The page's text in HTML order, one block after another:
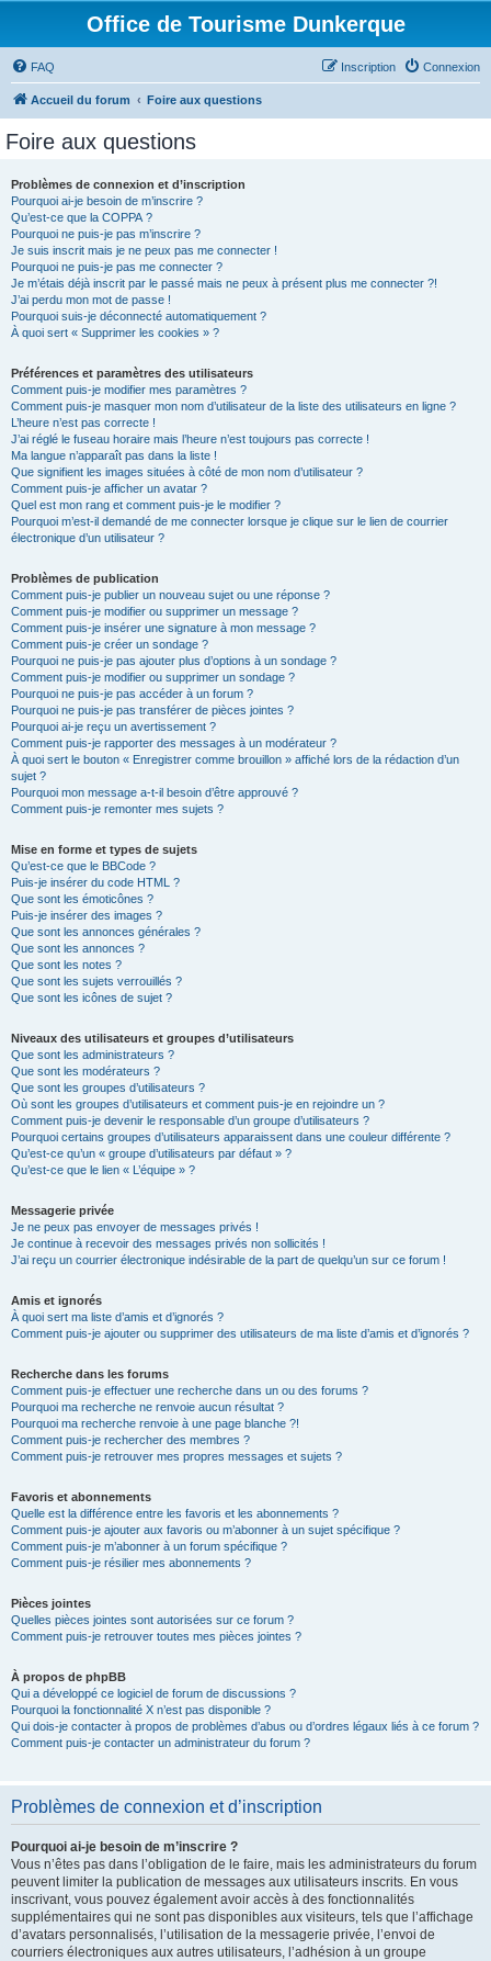
Office de Tourisme Dunkerque
FAQ Connexion
Inscription
Accueil du forum Foire aux questions
Foire aux questions
Problèmes de connexion et d’inscription
Pourquoi ai-je besoin de m’inscrire ?
Qu’est-ce que la COPPA ?
Pourquoi ne puis-je pas m’inscrire ?
Je suis inscrit mais je ne peux pas me connecter !
Pourquoi ne puis-je pas me connecter ?
Je m’étais déjà inscrit par le passé mais ne peux à présent plus me connecter ?!
J’ai perdu mon mot de passe !
Pourquoi suis-je déconnecté automatiquement ?
À quoi sert « Supprimer les cookies » ?
Préférences et paramètres des utilisateurs
Comment puis-je modifier mes paramètres ?
Comment puis-je masquer mon nom d’utilisateur de la liste des utilisateurs en ligne ?
L’heure n’est pas correcte !
J’ai réglé le fuseau horaire mais l’heure n’est toujours pas correcte !
Ma langue n’apparaît pas dans la liste !
Que signifient les images situées à côté de mon nom d’utilisateur ?
Comment puis-je afficher un avatar ?
Quel est mon rang et comment puis-je le modifier ?
Pourquoi m’est-il demandé de me connecter lorsque je clique sur le lien de courrier
électronique d’un utilisateur ?
Problèmes de publication
Comment puis-je publier un nouveau sujet ou une réponse ?
Comment puis-je modifier ou supprimer un message ?
Comment puis-je insérer une signature à mon message ?
Comment puis-je créer un sondage ?
Pourquoi ne puis-je pas ajouter plus d’options à un sondage ?
Comment puis-je modifier ou supprimer un sondage ?
Pourquoi ne puis-je pas accéder à un forum ?
Pourquoi ne puis-je pas transférer de pièces jointes ?
Pourquoi ai-je reçu un avertissement ?
Comment puis-je rapporter des messages à un modérateur ?
À quoi sert le bouton « Enregistrer comme brouillon » affiché lors de la rédaction d’un
sujet ?
Pourquoi mon message a-t-il besoin d’être approuvé ?
Comment puis-je remonter mes sujets ?
Mise en forme et types de sujets
Qu’est-ce que le BBCode ?
Puis-je insérer du code HTML ?
Que sont les émoticônes ?
Puis-je insérer des images ?
Que sont les annonces générales ?
Que sont les annonces ?
Que sont les notes ?
Que sont les sujets verrouillés ?
Que sont les icônes de sujet ?
Niveaux des utilisateurs et groupes d’utilisateurs
Que sont les administrateurs ?
Que sont les modérateurs ?
Que sont les groupes d’utilisateurs ?
Où sont les groupes d’utilisateurs et comment puis-je en rejoindre un ?
Comment puis-je devenir le responsable d’un groupe d’utilisateurs ?
Pourquoi certains groupes d’utilisateurs apparaissent dans une couleur différente ?
Qu’est-ce qu’un « groupe d’utilisateurs par défaut » ?
Qu’est-ce que le lien « L’équipe » ?
Messagerie privée
Je ne peux pas envoyer de messages privés !
Je continue à recevoir des messages privés non sollicités !
J’ai reçu un courrier électronique indésirable de la part de quelqu’un sur ce forum !
Amis et ignorés
À quoi sert ma liste d’amis et d’ignorés ?
Comment puis-je ajouter ou supprimer des utilisateurs de ma liste d’amis et d’ignorés ?
Recherche dans les forums
Comment puis-je effectuer une recherche dans un ou des forums ?
Pourquoi ma recherche ne renvoie aucun résultat ?
Pourquoi ma recherche renvoie à une page blanche ?!
Comment puis-je rechercher des membres ?
Comment puis-je retrouver mes propres messages et sujets ?
Favoris et abonnements
Quelle est la différence entre les favoris et les abonnements ?
Comment puis-je ajouter aux favoris ou m’abonner à un sujet spécifique ?
Comment puis-je m’abonner à un forum spécifique ?
Comment puis-je résilier mes abonnements ?
Pièces jointes
Quelles pièces jointes sont autorisées sur ce forum ?
Comment puis-je retrouver toutes mes pièces jointes ?
À propos de phpBB
Qui a développé ce logiciel de forum de discussions ?
Pourquoi la fonctionnalité X n’est pas disponible ?
Qui dois-je contacter à propos de problèmes d’abus ou d’ordres légaux liés à ce forum ?
Comment puis-je contacter un administrateur du forum ?
Problèmes de connexion et d’inscription
Pourquoi ai-je besoin de m’inscrire ?
Vous n’êtes pas dans l’obligation de le faire, mais les administrateurs du forum
peuvent limiter la publication de messages aux utilisateurs inscrits. En vous
inscrivant, vous pouvez également avoir accès à des fonctionnalités
supplémentaires qui ne sont pas disponibles aux visiteurs, tels que l’affichage
d’avatars personnalisés, l’utilisation de la messagerie privée, l’envoi de
courriers électroniques aux autres utilisateurs, l’adhésion à un groupe